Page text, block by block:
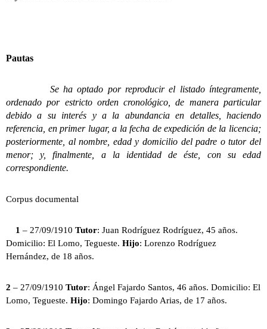
Pautas
Se ha optado por reproducir el listado íntegramente,
ordenado por estricto orden cronológico, de manera particular
debido a su interés y a la abundancia en detalles, haciendo
referencia, en primer lugar, a la fecha de expedición de la licencia;
posteriormente, al nombre, edad y domicilio del padre o tutor del
menor; y, finalmente, a la identidad de éste, con su edad
correspondiente.
Corpus documental
1 – 27/09/1910 Tutor: Juan Rodríguez Rodríguez, 45 años.
Domicilio: El Lomo, Tegueste. Hijo: Lorenzo Rodríguez
Hernández, de 18 años.
2 – 27/09/1910 Tutor: Ángel Fajardo Santos, 46 años. Domicilio: El
Lomo, Tegueste. Hijo: Domingo Fajardo Arias, de 17 años.